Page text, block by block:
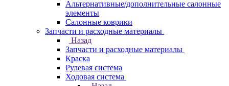
Альтернативные/дополнительные салонные
элементы
Салонные коврики
Запчасти и расходные материалы
Назад
Запчасти и расходные материалы
Краска
Рулевая система
Ходовая система